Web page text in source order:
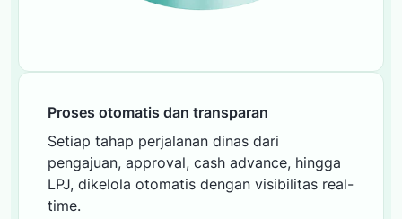
Proses otomatis dan transparan
Setiap tahap perjalanan dinas dari
pengajuan, approval, cash advance, hingga
LPJ, dikelola otomatis dengan visibilitas real-
time.